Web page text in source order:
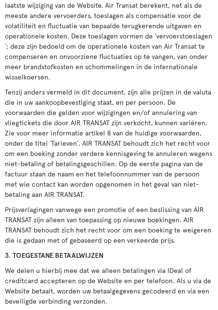
laatste wijziging van de Website. Air Transat berekent, net als de
meeste andere vervoerders, toeslagen als compensatie voor de
volatiliteit en fluctuatie van bepaalde terugkerende uitgaven en
operationele kosten. Deze toeslagen vormen de ´vervoerstoeslagen
´; deze zijn bedoeld om de operationele kosten van Air Transat te
compenseren en onvoorziene fluctuaties op te vangen, van onder
meer brandstofkosten en schommelingen in de internationale
wisselkoersen.
Tenzij anders vermeld in dit document, zijn alle prijzen in de valuta
die in uw aankoopbevestiging staat, en per persoon. De
voorwaarden die gelden voor wijzigingen en/of annulering van
vliegtickets die door AIR TRANSAT zijn verkocht, kunnen variëren.
Zie voor meer informatie artikel 8 van de huidige voorwaarden,
onder de titel ´Tarieven´. AIR TRANSAT behoudt zich het recht voor
om een boeking zonder verdere kennisgeving te annuleren wegens
niet-betaling of betalingsgeschillen. Op de eerste pagina van de
factuur staan de naam en het telefoonnummer van de persoon
met wie contact kan worden opgenomen in het geval van niet-
betaling aan AIR TRANSAT.
Prijsverlagingen vanwege een promotie of een beslissing van AIR
TRANSAT zijn alleen van toepassing op nieuwe boekingen. AIR
TRANSAT behoudt zich het recht voor om een boeking te weigeren
die is gedaan met of gebaseerd op een verkeerde prijs.
3. TOEGESTANE BETAALWIJZEN
We delen u hierbij mee dat we alleen betalingen via IDeal of
creditcard accepteren op de Website en per telefoon. Als u via de
Website betaalt, worden uw betaalgegevens gecodeerd en via een
beveiligde verbinding verzonden.